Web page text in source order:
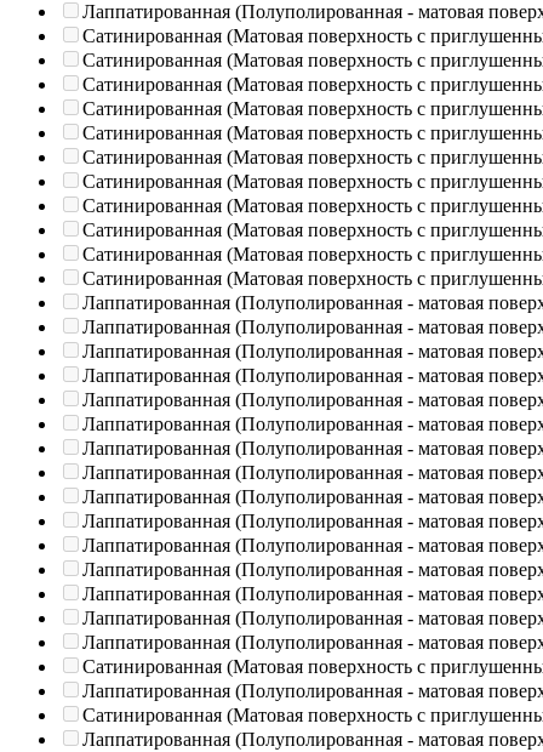
Лаппатированная (Полуполированная - матовая
Сатинированная (Матовая поверхность с
Сатинированная (Матовая поверхность с
Сатинированная (Матовая поверхность с
Сатинированная (Матовая поверхность с
Сатинированная (Матовая поверхность с
Сатинированная (Матовая поверхность с
Сатинированная (Матовая поверхность с
Сатинированная (Матовая поверхность с
Сатинированная (Матовая поверхность с
Сатинированная (Матовая поверхность с
Сатинированная (Матовая поверхность с
Лаппатированная (Полуполированная - матовая
Лаппатированная (Полуполированная - матовая
Лаппатированная (Полуполированная - матовая
Лаппатированная (Полуполированная - матовая
Лаппатированная (Полуполированная - матовая
Лаппатированная (Полуполированная - матовая
Лаппатированная (Полуполированная - матовая
Лаппатированная (Полуполированная - матовая
Лаппатированная (Полуполированная - матовая
Лаппатированная (Полуполированная - матовая
Лаппатированная (Полуполированная - матовая
Лаппатированная (Полуполированная - матовая
Лаппатированная (Полуполированная - матовая
Лаппатированная (Полуполированная - матовая
Лаппатированная (Полуполированная - матовая
Сатинированная (Матовая поверхность с
Лаппатированная (Полуполированная - матовая
Сатинированная (Матовая поверхность с
Лаппатированная (Полуполированная - матовая